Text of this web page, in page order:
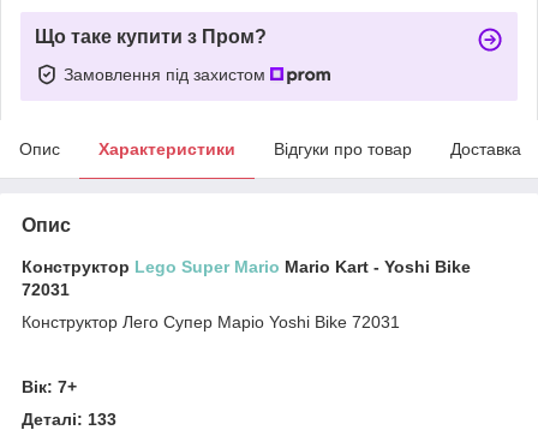
Що таке купити з Пром?
Замовлення під захистом
Опис Характеристики Відгуки про товар Доставка
Опис
Конструктор Lego Super Mario Mario Kart - Yoshi Bike
72031
Конструктор Лего Супер Маріо Yoshi Bike 72031
Вік: 7+
Деталі: 133